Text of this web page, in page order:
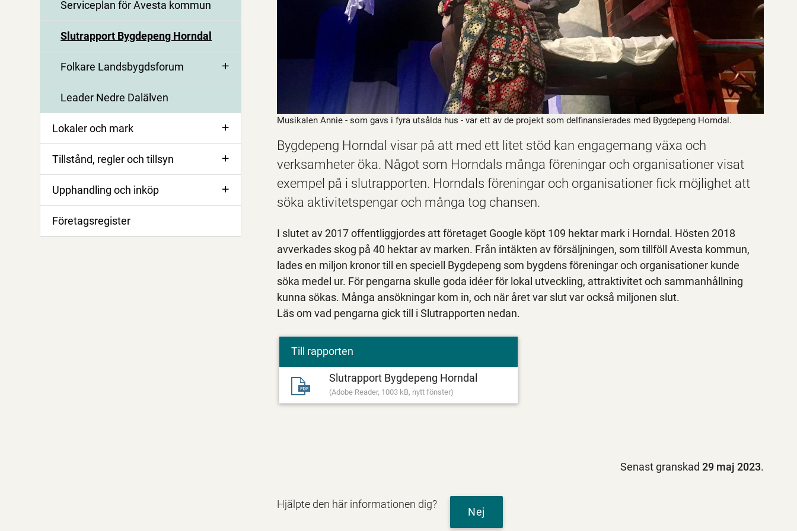
Serviceplan för Avesta kommun
Slutrapport Bygdepeng Horndal
Folkare Landsbygdsforum
Leader Nedre Dalälven
Lokaler och mark
Tillstånd, regler och tillsyn
Upphandling och inköp
Företagsregister
Musikalen Annie - som gavs i fyra utsålda hus - var ett av de projekt som delfinansierades med Bygdepeng Horndal.
Bygdepeng Horndal visar på att med ett litet stöd kan engagemang växa och
verksamheter öka. Något som Horndals många föreningar och organisationer visat
exempel på i slutrapporten. Horndals föreningar och organisationer fick möjlighet att
söka aktivitetspengar och många tog chansen.
I slutet av 2017 offentliggjordes att företaget Google köpt 109 hektar mark i Horndal. Hösten 2018
avverkades skog på 40 hektar av marken. Från intäkten av försäljningen, som tillföll Avesta kommun,
lades en miljon kronor till en speciell Bygdepeng som bygdens föreningar och organisationer kunde
söka medel ur. För pengarna skulle goda idéer för lokal utveckling, attraktivitet och sammanhållning
kunna sökas. Många ansökningar kom in, och när året var slut var också miljonen slut.
Läs om vad pengarna gick till i Slutrapporten nedan.
Till rapporten
Slutrapport Bygdepeng Horndal
(Adobe Reader, 1003 kB, nytt fönster)
Senast granskad29 maj 2023.
Hjälpte den här informationen dig?
Nej